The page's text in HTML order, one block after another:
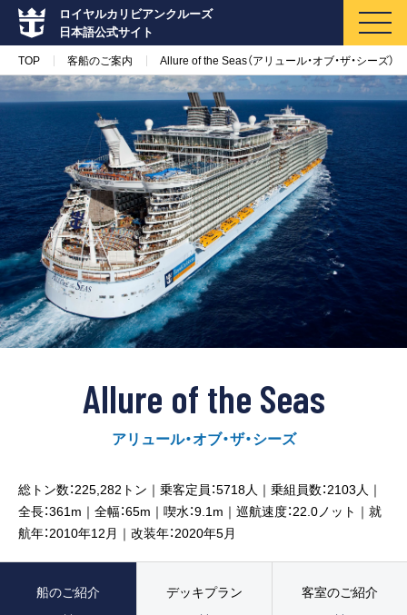
ロイヤルカリビアンクルーズ
日本語公式サイト
マイページ メルマガ登録
クルーズ検索
キャンペーン・特集
クルーズの楽しみ方
客船のご案内
トピックス パンフレット
ご予約後の流れ お問い合わせ
TOP 客船のご案内 Allure of the Seas（アリュール・オブ・ザ・シーズ）
Allure of the Seas
アリュール・オブ・ザ・シーズ
総トン数：225,282トン｜乗客定員：5718人｜乗組員数：2103人｜
全長：361m｜全幅：65m｜喫水：9.1m｜巡航速度：22.0ノット｜就
航年：2010年12月｜改装年：2020年5月
船のご紹介 デッキプラン 客室のご紹介